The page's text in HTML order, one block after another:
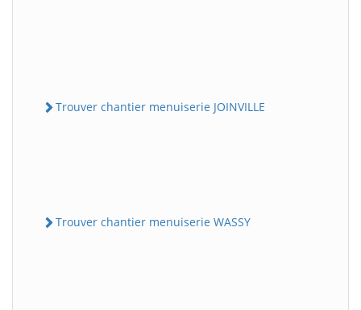
Trouver chantier menuiserie JOINVILLE
Trouver chantier menuiserie WASSY